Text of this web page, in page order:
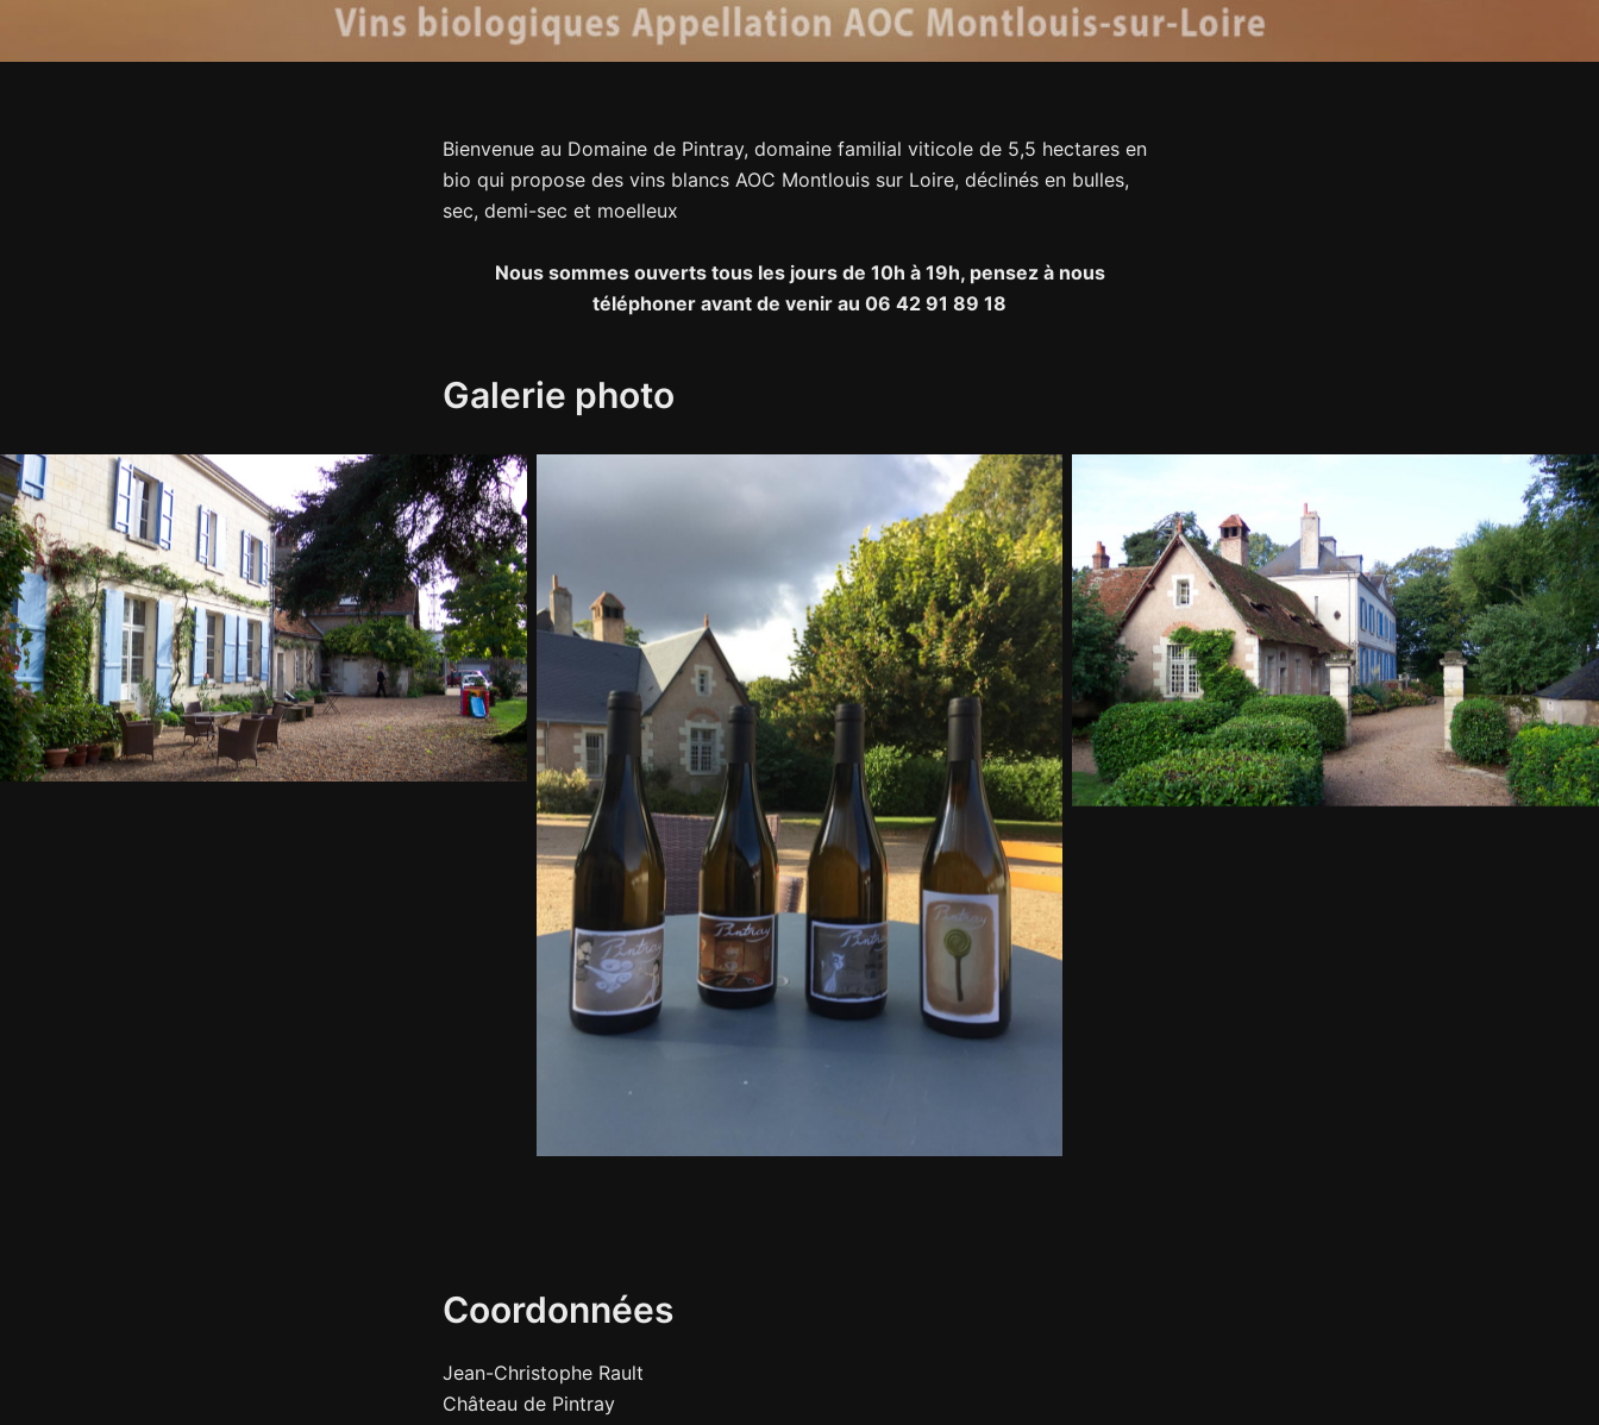
Bienvenue au Domaine de Pintray, domaine familial viticole de 5,5 hectares en
bio qui propose des vins blancs AOC Montlouis sur Loire, déclinés en bulles,
sec, demi-sec et moelleux
Nous sommes ouverts tous les jours de 10h à 19h, pensez à nous
téléphoner avant de venir au 06 42 91 89 18
Galerie photo
Aucune légende
Aucune légende
Aucune légende
Coordonnées
Jean-Christophe Rault
Château de Pintray